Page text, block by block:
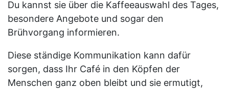
Du kannst sie über die Kaffeeauswahl des Tages,
besondere Angebote und sogar den
Brühvorgang informieren.
Diese ständige Kommunikation kann dafür
sorgen, dass Ihr Café in den Köpfen der
Menschen ganz oben bleibt und sie ermutigt,